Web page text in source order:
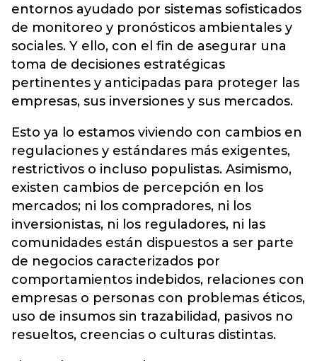
entornos ayudado por sistemas sofisticados
de monitoreo y pronósticos ambientales y
sociales. Y ello, con el fin de asegurar una
toma de decisiones estratégicas
pertinentes y anticipadas para proteger las
empresas, sus inversiones y sus mercados.
Esto ya lo estamos viviendo con cambios en
regulaciones y estándares más exigentes,
restrictivos o incluso populistas. Asimismo,
existen cambios de percepción en los
mercados; ni los compradores, ni los
inversionistas, ni los reguladores, ni las
comunidades están dispuestos a ser parte
de negocios caracterizados por
comportamientos indebidos, relaciones con
empresas o personas con problemas éticos,
uso de insumos sin trazabilidad, pasivos no
resueltos, creencias o culturas distintas.